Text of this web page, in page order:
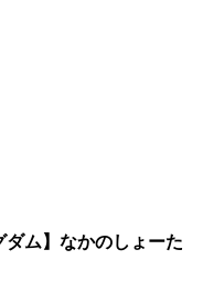
ム】なかのしょーた